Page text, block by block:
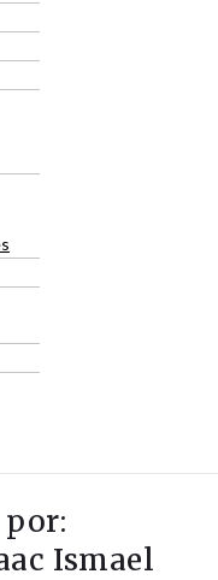
Ismael